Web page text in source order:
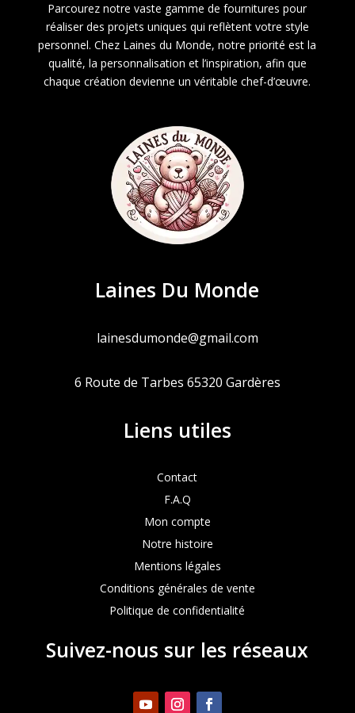
Parcourez notre vaste gamme de fournitures pour
réaliser des projets uniques qui reflètent votre style
personnel. Chez Laines du Monde, notre priorité est la
qualité, la personnalisation et l’inspiration, afin que
chaque création devienne un véritable chef-d’œuvre.
Laines Du Monde
lainesdumonde@gmail.com
6 Route de Tarbes 65320 Gardères
Liens utiles
Contact
F.A.Q
Mon compte
Notre histoire
Mentions légales
Conditions générales de vente
Politique de confidentialité
Suivez-nous sur les réseaux